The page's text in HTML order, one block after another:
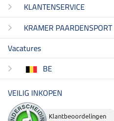
KLANTENSERVICE
KRAMER PAARDENSPORT
Vacatures
BE
VEILIG INKOPEN
Klantbeoordelingen